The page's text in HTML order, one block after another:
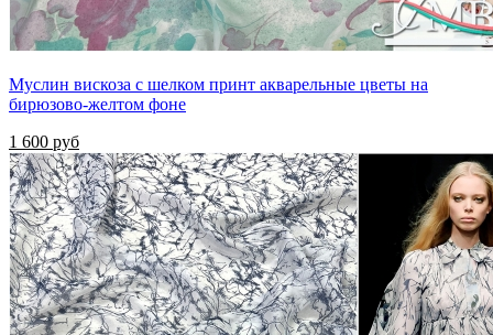
Муслин вискоза с шелком принт акварельные цветы на
бирюзово-желтом фоне
1 600 руб